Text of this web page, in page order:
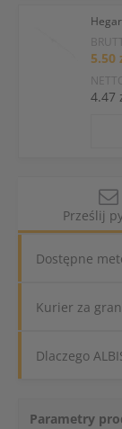
5.50
NETTO
4.47
Prześlij
Dostępne
Kurier za
Dlaczego
Parametry